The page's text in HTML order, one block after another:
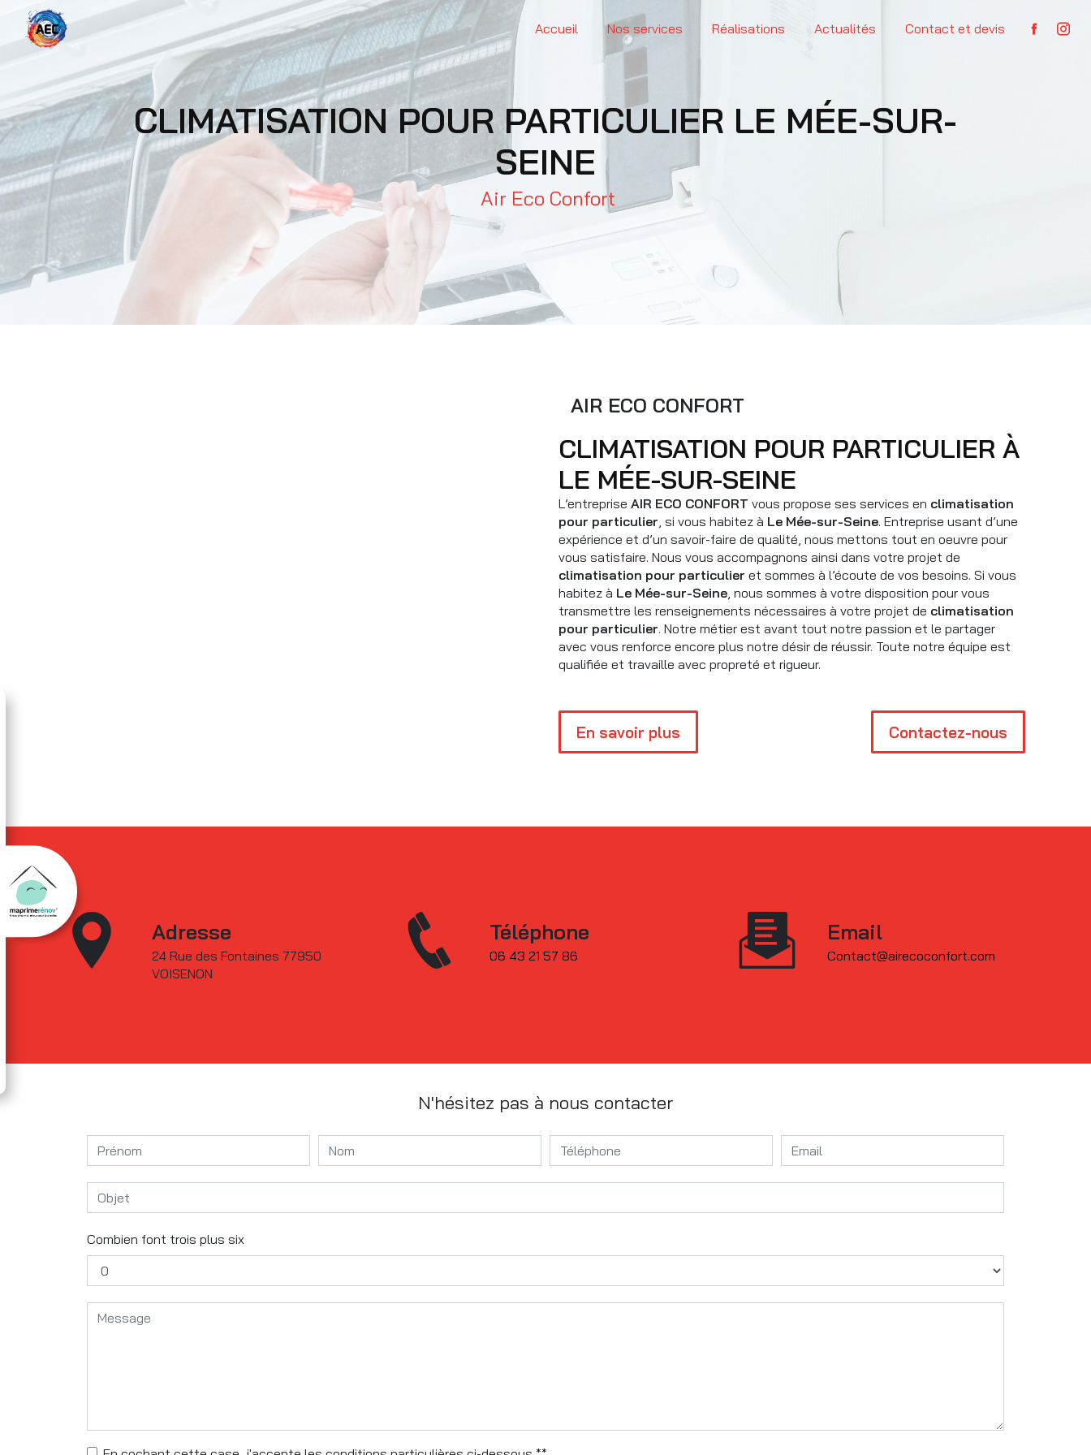
Accueil Nos services Réalisations Actualités Contact et devis
CLIMATISATION POUR PARTICULIER LE MÉE-SUR-
SEINE
Air Eco Confort
AIR ECO CONFORT
CLIMATISATION POUR PARTICULIER À
LE MÉE-SUR-SEINE
L’entreprise AIR ECO CONFORT vous propose ses services en climatisation
pour particulier, si vous habitez à Le Mée-sur-Seine. Entreprise usant d’une
expérience et d’un savoir-faire de qualité, nous mettons tout en oeuvre pour
vous satisfaire. Nous vous accompagnons ainsi dans votre projet de
climatisation pour particulier et sommes à l’écoute de vos besoins. Si vous
habitez à Le Mée-sur-Seine, nous sommes à votre disposition pour vous
transmettre les renseignements nécessaires à votre projet de climatisation
pour particulier. Notre métier est avant tout notre passion et le partager
avec vous renforce encore plus notre désir de réussir. Toute notre équipe est
qualifiée et travaille avec propreté et rigueur.
En savoir plus Contactez-nous
Adresse
24 Rue des Fontaines 77950
VOISENON
Téléphone
06 43 21 57 86
Email
contact@airecoconfort.com
N'hésitez pas à nous contacter
Combien font trois plus six
Panneau de gestion des cookies